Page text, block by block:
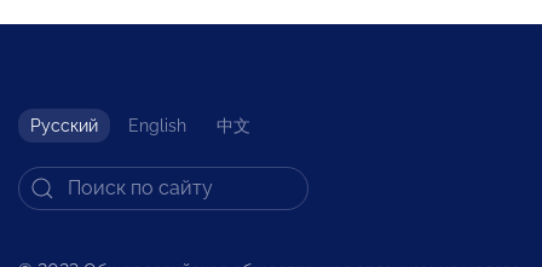
Русский English 中文